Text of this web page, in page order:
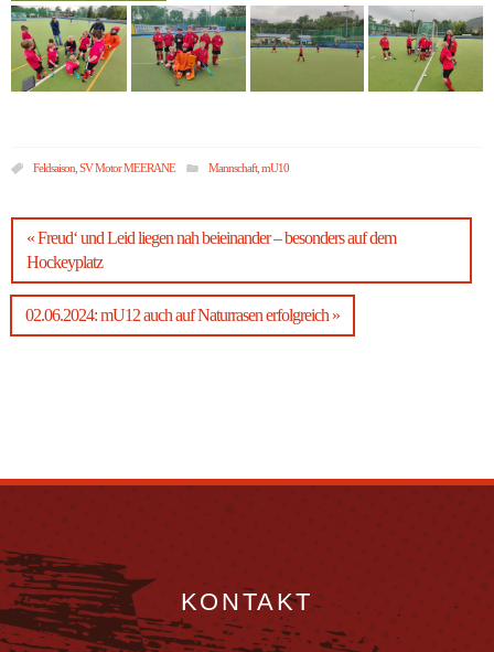
Feldsaison SV Motor MEERANE Mannschaft, mU10
« Freud‘ und Leid liegen nah beieinander – besonders auf dem
Hockeyplatz
02.06.2024: mU12 auch auf Naturrasen erfolgreich »
KONTAKT